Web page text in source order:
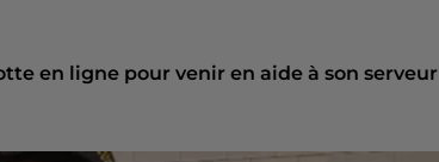
en ligne pour venir en aide à son serveur